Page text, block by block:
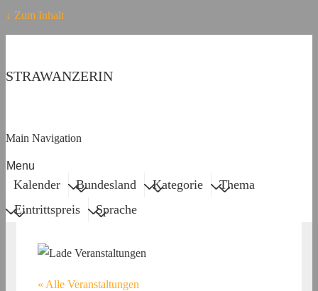
↓ Zum Inhalt
STRAWANZERIN
Main Navigation
Menu
Kalender Bundesland Kategorie
Thema
Eintrittspreis
Sprache
« Alle Veranstaltungen